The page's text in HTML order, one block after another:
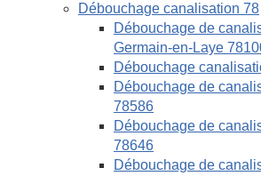
Débouchage canalisation 78
Débouchage de
Germain-en-Laye
Débouchage
Débouchage de
78586
Débouchage de
78646
Débouchage de